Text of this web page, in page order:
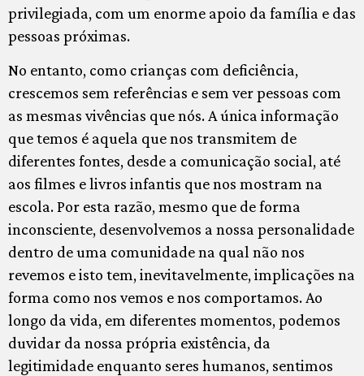
privilegiada, com um enorme apoio da família e das
pessoas próximas.
No entanto, como crianças com deficiência,
crescemos sem referências e sem ver pessoas com
as mesmas vivências que nós. A única informação
que temos é aquela que nos transmitem de
diferentes fontes, desde a comunicação social, até
aos filmes e livros infantis que nos mostram na
escola. Por esta razão, mesmo que de forma
inconsciente, desenvolvemos a nossa personalidade
dentro de uma comunidade na qual não nos
revemos e isto tem, inevitavelmente, implicações na
forma como nos vemos e nos comportamos. Ao
longo da vida, em diferentes momentos, podemos
duvidar da nossa própria existência, da
legitimidade enquanto seres humanos, sentimos